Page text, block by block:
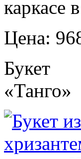
каркасе
Цена:
Букет
«Танго»